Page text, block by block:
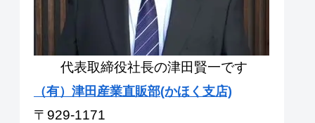
代表取締役社長の津田賢一です
（有）津田産業直販部(かほく支店)
〒929-1171